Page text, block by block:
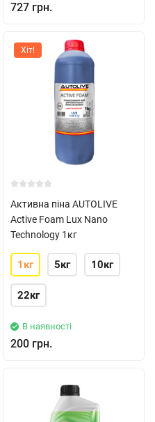
727 грн.
Хіт!
Активна піна AUTOLIVE
Active Foam Lux Nano
Technology 1кг
1кг 5кг 10кг
22кг
В наявності
200 грн.